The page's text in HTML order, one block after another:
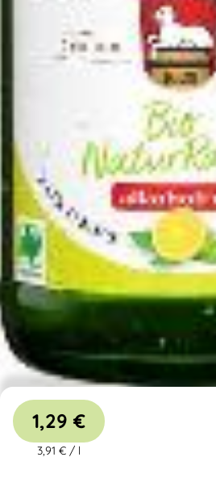
1,29 €
3,91 € / l